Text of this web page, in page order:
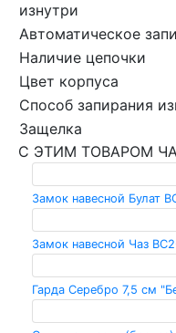
изнутри
Автоматическое
Наличие цепочки
Цвет корпуса
Способ запирания
Защелка
С ЭТИМ ТОВАРОМ
Замок навесной Булат
Замок навесной Чаз
Гарда Серебро 7,5 см